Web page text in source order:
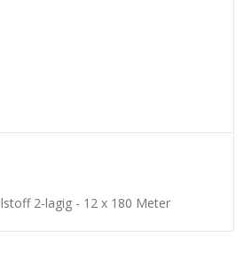
2-lagig - 12 x 180 Meter